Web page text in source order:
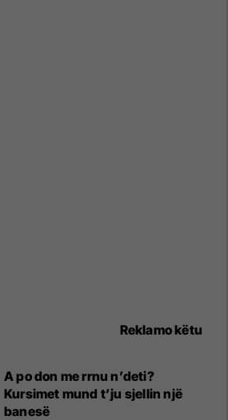
Reklamo këtu
A po don me rrnu n’deti?
Kursimet mund t’ju sjellin një
banesë